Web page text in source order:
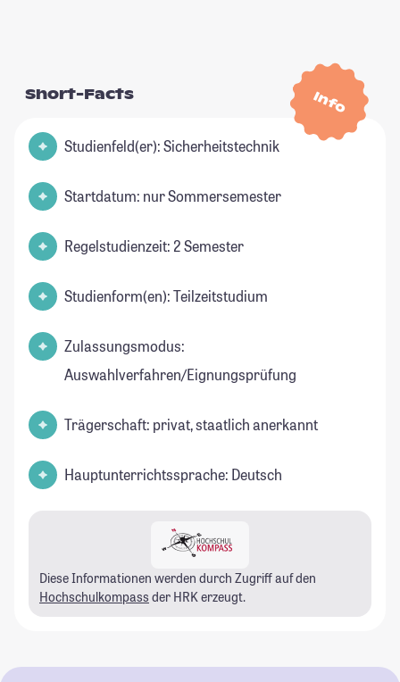
Info
Short-Facts
Studienfeld(er): Sicherheitstechnik
Startdatum: nur Sommersemester
Regelstudienzeit: 2 Semester
Studienform(en): Teilzeitstudium
Zulassungsmodus:
Auswahlverfahren/Eignungsprüfung
Trägerschaft: privat, staatlich anerkannt
Hauptunterrichtssprache: Deutsch
Diese Informationen werden durch Zugriff auf den
Hochschulkompass der HRK erzeugt.